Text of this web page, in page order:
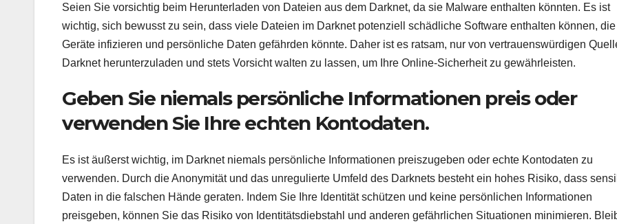
Seien Sie vorsichtig beim Herunterladen von Dateien aus dem Darknet, da sie Malware enthalten könnten. Es ist
wichtig, sich bewusst zu sein, dass viele Dateien im Darknet potenziell schädliche Software enthalten können,
Geräte infizieren und persönliche Daten gefährden könnte. Daher ist es ratsam, nur von vertrauenswürdigen
Darknet herunterzuladen und stets Vorsicht walten zu lassen, um Ihre Online-Sicherheit zu gewährleisten.
Geben Sie niemals persönliche Informationen preis oder
verwenden Sie Ihre echten Kontodaten.
Es ist äußerst wichtig, im Darknet niemals persönliche Informationen preiszugeben oder echte Kontodaten zu
verwenden. Durch die Anonymität und das unregulierte Umfeld des Darknets besteht ein hohes Risiko, dass
Daten in die falschen Hände geraten. Indem Sie Ihre Identität schützen und keine persönlichen Informationen
preisgeben, können Sie das Risiko von Identitätsdiebstahl und anderen gefährlichen Situationen minimieren.